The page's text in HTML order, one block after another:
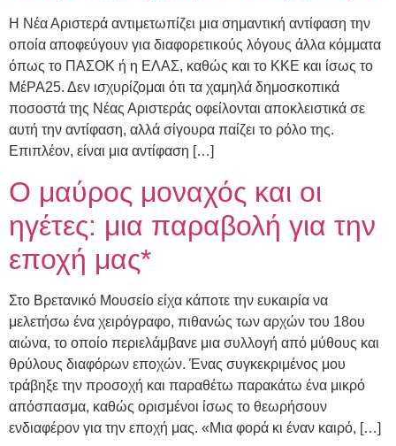
Η Νέα Αριστερά αντιμετωπίζει μια σημαντική αντίφαση την
οποία αποφεύγουν για διαφορετικούς λόγους άλλα κόμματα
όπως το ΠΑΣΟΚ ή η ΕΛΑΣ, καθώς και το ΚΚΕ και ίσως το
ΜέΡΑ25. Δεν ισχυρίζομαι ότι τα χαμηλά δημοσκοπικά
ποσοστά της Νέας Αριστεράς οφείλονται αποκλειστικά σε
αυτή την αντίφαση, αλλά σίγουρα παίζει το ρόλο της.
Επιπλέον, είναι μια αντίφαση […]
Ο μαύρος μοναχός και οι
ηγέτες: μια παραβολή για την
εποχή μας*
Στο Βρετανικό Μουσείο είχα κάποτε την ευκαιρία να
μελετήσω ένα χειρόγραφο, πιθανώς των αρχών του 18ου
αιώνα, το οποίο περιελάμβανε μια συλλογή από μύθους και
θρύλους διαφόρων εποχών. Ένας συγκεκριμένος μου
τράβηξε την προσοχή και παραθέτω παρακάτω ένα μικρό
απόσπασμα, καθώς ορισμένοι ίσως το θεωρήσουν
ενδιαφέρον για την εποχή μας. «Μια φορά κι έναν καιρό, […]